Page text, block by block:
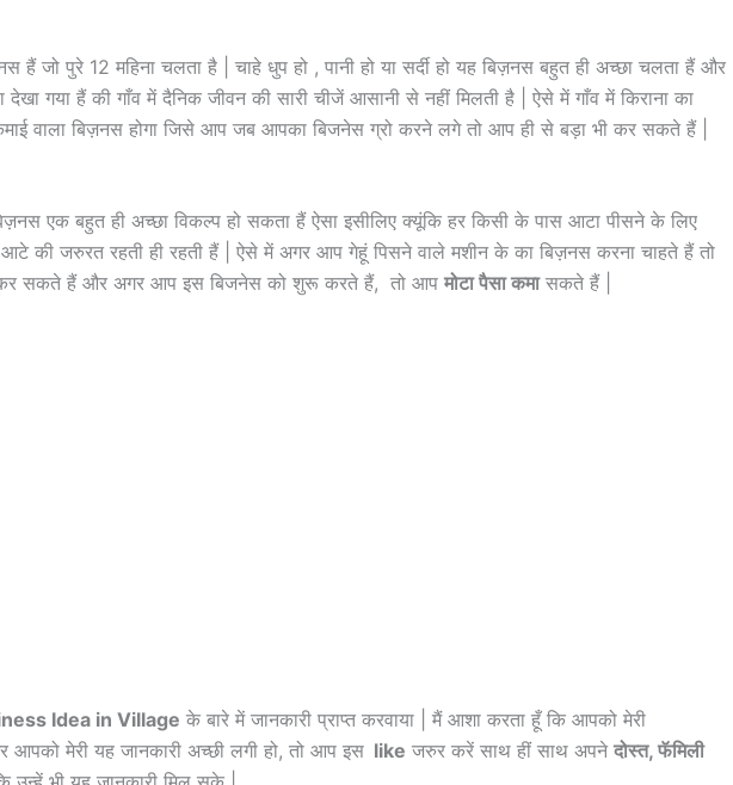
हैं जो पुरे 12 महिना चलता है | चाहे धुप हो , पानी हो या सर्दी हो यह बिज़नस बहुत ही अच्छा चलता हैं और
गया हैं की गाँव में दैनिक जीवन की सारी चीजें आसानी से नहीं मिलती है | ऐसे में गाँव में किराना का
वाला बिज़नस होगा जिसे आप जब आपका बिजनेस ग्रो करने लगे तो आप ही से बड़ा भी कर सकते हैं |
एक बहुत ही अच्छा विकल्प हो सकता हैं ऐसा इसीलिए क्यूंकि हर किसी के पास आटा पीसने के लिए
की जरुरत रहती ही रहती हैं | ऐसे में अगर आप गेहूं पिसने वाले मशीन के का बिज़नस करना चाहते हैं तो
कर सकते हैं और अगर आप इस बिजनेस को शुरू करते हैं, तो आप मोटा पैसा कमासकते हैं |
Idea in Village के बारे में जानकारी प्राप्त करवाया | मैं आशा करता हूँ कि आपको मेरी
आपको मेरी यह जानकारी अच्छी लगी हो, तो आप इस like जरुर करें साथ हीं साथ अपने दोस्त, फॅमिली